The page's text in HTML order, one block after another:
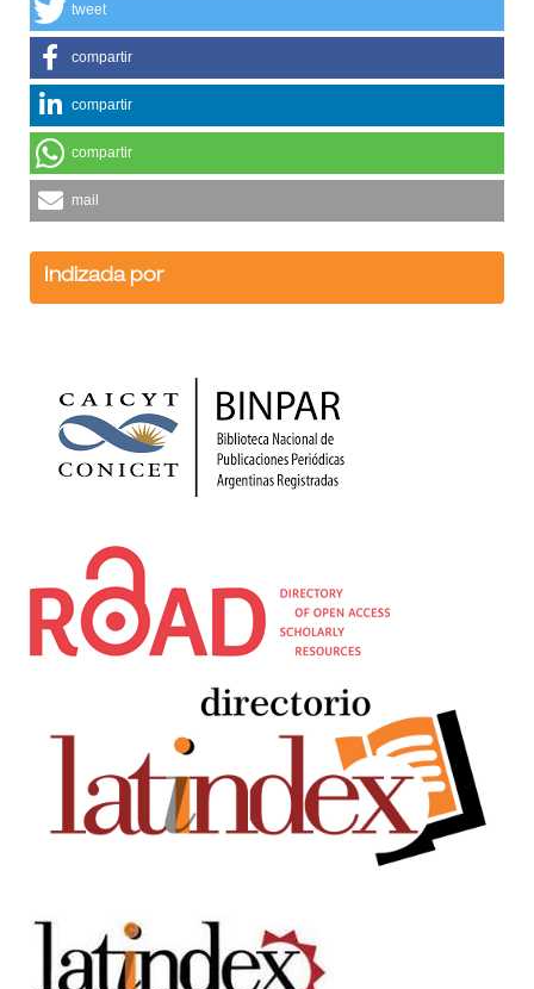
tweet
compartir
compartir
compartir
mail
Indizada por